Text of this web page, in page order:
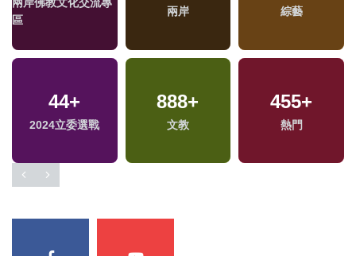
兩岸佛教文化交流專
區
兩岸 綜藝
44+
2024立委選戰
888+
文教
455+
熱門